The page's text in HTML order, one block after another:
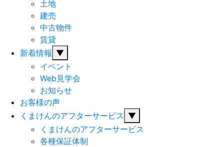
土地
建売
中古物件
賃貸
新着情報 ▼
イベント
Web見学会
お知らせ
お客様の声
くまけんのアフターサービス ▼
くまけんのアフターサービス
各種保証体制